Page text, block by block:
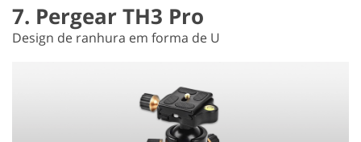
7. Pergear TH3 Pro
Design de ranhura em forma de U